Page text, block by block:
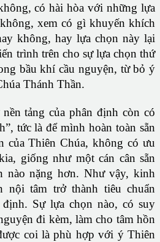
có hài hòa với những lựa
xem có gì khuyến khích
không, hay lựa chọn này lại
trình trên cho sự lựa chọn thứ
bầu khí cầu nguyện, từ bỏ ý
Thánh Thần.
tảng của phân định còn có
tức là để mình hoàn toàn sẵn
của Thiên Chúa, không có ưu
giống như một cán cân sẵn
nào nặng hơn. Như vậy, kinh
nội tâm trở thành tiêu chuẩn
Sự lựa chọn nào, có suy
đi kèm, làm cho tâm hồn
coi là phù hợp với ý Thiên